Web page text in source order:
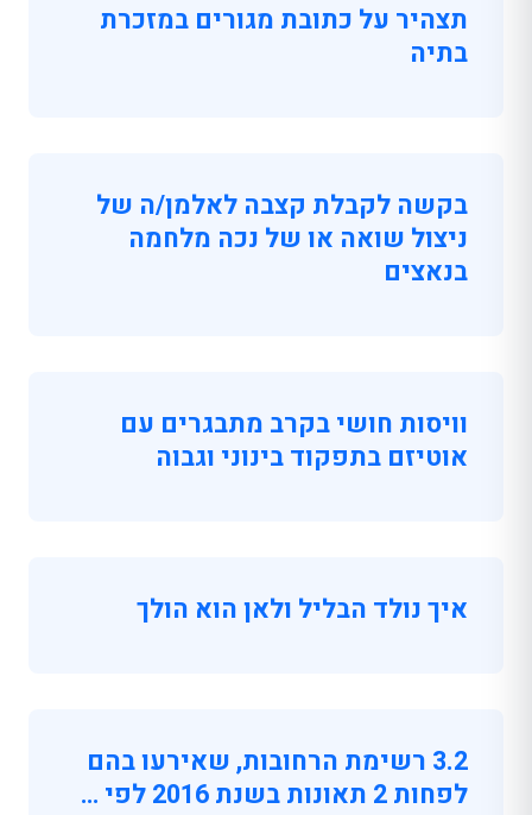
תצהיר על כתובת מגורים במזכרת
בתיה
בקשה לקבלת קצבה לאלמן/ה של
ניצול שואה או של נכה מלחמה
בנאצים
וויסות חושי בקרב מתבגרים עם
אוטיזם בתפקוד בינוני וגבוה
איך נולד הבליל ולאן הוא הולך
3.2 רשימת הרחובות, שאירעו בהם
לפחות 2 תאונות בשנת 2016 לפי …